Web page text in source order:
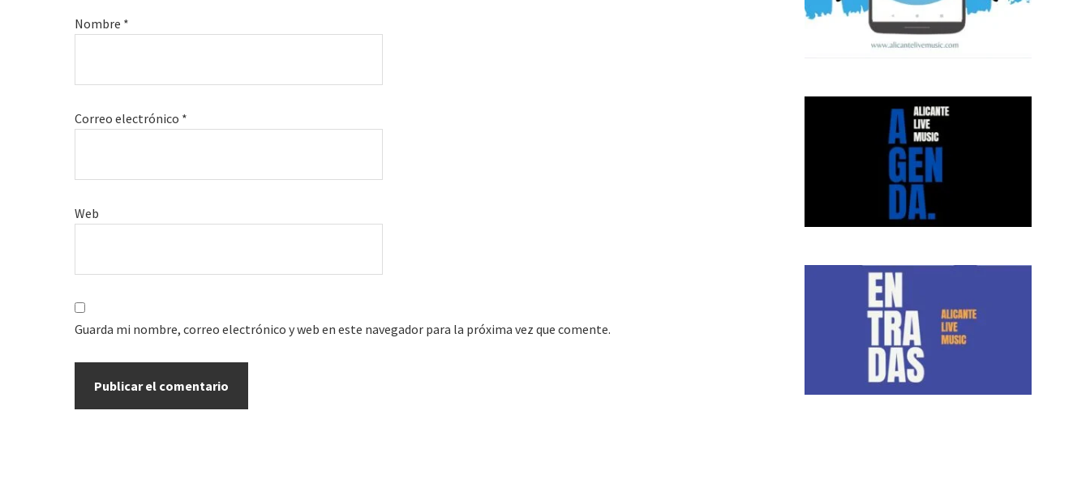
Nombre *
Correo electrónico *
Web
Guarda mi nombre, correo electrónico y web en este navegador para la próxima vez que comente.